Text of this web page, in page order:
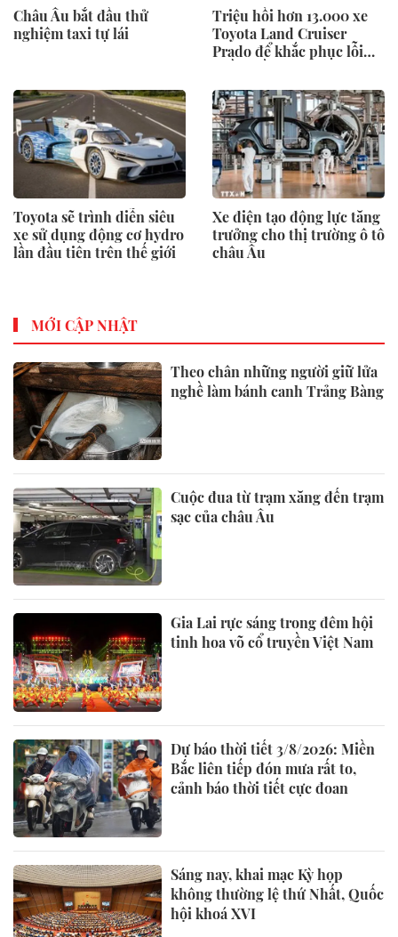
Châu Âu bắt đầu thử
nghiệm taxi tự lái
Triệu hồi hơn 13.000 xe
Toyota Land Cruiser
Prado để khắc phục lỗi
Toyota sẽ trình diễn siêu
xe sử dụng động cơ hydro
lần đầu tiên trên thế giới
Xe điện tạo động lực tăng
trưởng cho thị trường ô tô
châu Âu
MỚI CẬP NHẬT
Theo chân những người giữ lửa
nghề làm bánh canh Trảng Bàng
Cuộc đua từ trạm xăng đến trạm
sạc của châu Âu
Gia Lai rực sáng trong đêm hội
tinh hoa võ cổ truyền Việt Nam
Dự báo thời tiết 3/8/2026: Miền
Bắc liên tiếp đón mưa rất to,
cảnh báo thời tiết cực đoan
Sáng nay, khai mạc Kỳ họp
không thường lệ thứ Nhất, Quốc
hội khoá XVI